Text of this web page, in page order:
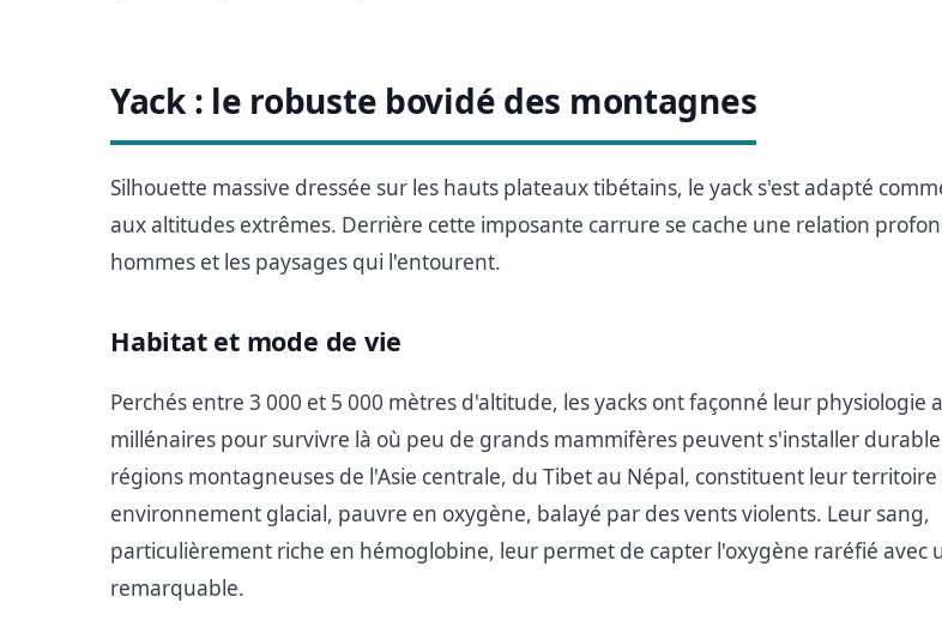
Yack : le robuste bovidé des montagnes
Silhouette massive dressée sur les hauts plateaux tibétains, le yack s'est adapté
aux altitudes extrêmes. Derrière cette imposante carrure se cache une relation
hommes et les paysages qui l'entourent.
Habitat et mode de vie
Perchés entre 3 000 et 5 000 mètres d'altitude, les yacks ont façonné leur physiologie
millénaires pour survivre là où peu de grands mammifères peuvent s'installer
régions montagneuses de l'Asie centrale, du Tibet au Népal, constituent leur
environnement glacial, pauvre en oxygène, balayé par des vents violents. Leur sang,
particulièrement riche en hémoglobine, leur permet de capter l'oxygène raréfié avec
remarquable.